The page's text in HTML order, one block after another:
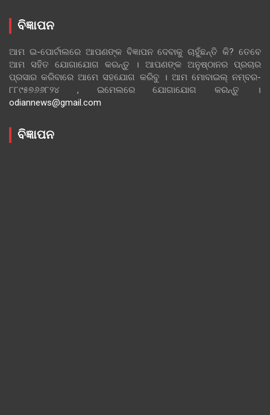
ବିଜ୍ଞାପନ
ଆମ ଇ-ପୋର୍ଟାଲରେ ଆପଣଙ୍କ ବିଜ୍ଞାପନ ଦେବାକୁ ଚାହୁଁଛନ୍ତି କି? ତେବେ
ଆମ ସହିତ ଯୋଗାଯୋଗ କରନ୍ତୁ । ଆପଣଙ୍କ ଅନୁଷ୍ଠାନର ପ୍ରଚାର
ପ୍ରସାର କରିବାରେ ଆମେ ସହଯୋଗ କରିବୁ । ଆମ ମୋବାଇଲ୍ ନମ୍ବର-
୮୮୯୫୭୬୬୮୨୪ , ଇମେଲରେ ଯୋଗାଯୋଗ କରନ୍ତୁ ।
odiannews@gmail.com
ବିଜ୍ଞାପନ